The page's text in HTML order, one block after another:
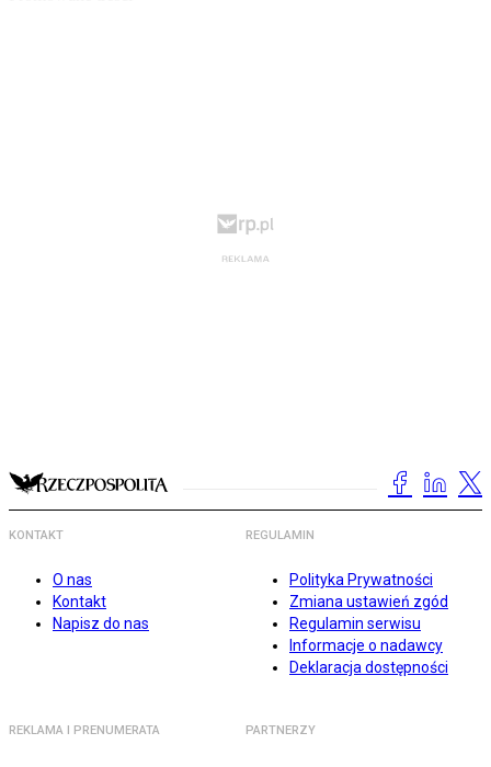
KONTAKT
O nas
Kontakt
Napisz do nas
REGULAMIN
Polityka Prywatności
Zmiana ustawień zgód
Regulamin serwisu
Informacje o nadawcy
Deklaracja dostępności
REKLAMA I PRENUMERATA PARTNERZY